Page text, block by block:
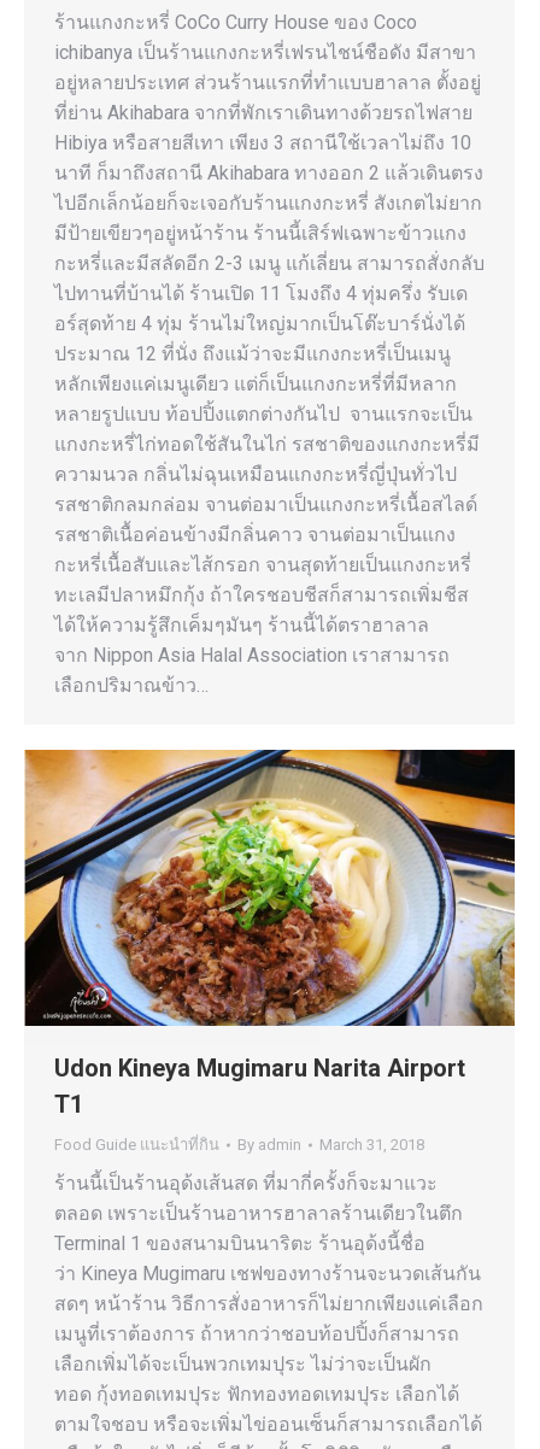
ร้านแกงกะหรี่ CoCo Curry House ของ Coco
ichibanya เป็นร้านแกงกะหรี่เฟรนไชน์ชือดัง มีสาขา
อยู่หลายประเทศ ส่วนร้านแรกที่ทำแบบฮาลาล ตั้งอยู่
ที่ย่าน Akihabara จากที่พักเราเดินทางด้วยรถไฟสาย
Hibiya หรือสายสีเทา เพียง 3 สถานีใช้เวลาไม่ถึง 10
นาที ก็มาถึงสถานี Akihabara ทางออก 2 แล้วเดินตรง
ไปอีกเล็กน้อยก็จะเจอกับร้านแกงกะหรี่ สังเกตไม่ยาก
มีป้ายเขียวๆอยู่หน้าร้าน ร้านนี้เสิร์ฟเฉพาะข้าวแกง
กะหรี่และมีสลัดอีก 2-3 เมนู แก้เลี่ยน สามารถสั่งกลับ
ไปทานที่บ้านได้ ร้านเปิด 11 โมงถึง 4 ทุ่มครึ่ง รับเด
อร์สุดท้าย 4 ทุ่ม ร้านไม่ใหญ่มากเป็นโต๊ะบาร์นั่งได้
ประมาณ 12 ที่นั่ง ถึงแม้ว่าจะมีแกงกะหรี่เป็นเมนู
หลักเพียงแค่เมนูเดียว แต่ก็เป็นแกงกะหรี่ที่มีหลาก
หลายรูปแบบ ท้อปปิ้งแตกต่างกันไป จานแรกจะเป็น
แกงกะหรี่ไก่ทอดใช้สันในไก่ รสชาติของแกงกะหรี่มี
ความนวล กลิ่นไม่ฉุนเหมือนแกงกะหรี่ญี่ปุ่นทั่วไป
รสชาติกลมกล่อม จานต่อมาเป็นแกงกะหรี่เนื้อสไลด์
รสชาติเนื้อค่อนข้างมีกลิ่นคาว จานต่อมาเป็นแกง
กะหรี่เนื้อสับและไส้กรอก จานสุดท้ายเป็นแกงกะหรี่
ทะเลมีปลาหมึกกุ้ง ถ้าใครชอบชีสก็สามารถเพิ่มชีส
ได้ให้ความรู้สึกเค็มๆมันๆ ร้านนี้ได้ตราฮาลาล
จาก Nippon Asia Halal Association เราสามารถ
เลือกปริมาณข้าว…
Udon Kineya Mugimaru Narita Airport
T1
Food Guide แนะนำที่กิน By admin March 31, 2018
ร้านนี้เป็นร้านอุด้งเส้นสด ที่มากี่ครั้งก็จะมาแวะ
ตลอด เพราะเป็นร้านอาหารฮาลาลร้านเดียวในตึก
Terminal 1 ของสนามบินนาริตะ ร้านอุด้งนี้ชื่อ
ว่า Kineya Mugimaru เชฟของทางร้านจะนวดเส้นกัน
สดๆ หน้าร้าน วิธีการสั่งอาหารก็ไม่ยากเพียงแค่เลือก
เมนูที่เราต้องการ ถ้าหากว่าชอบท้อปปิ้งก็สามารถ
เลือกเพิ่มได้จะเป็นพวกเทมปุระ ไม่ว่าจะเป็นผัก
ทอด กุ้งทอดเทมปุระ ฟักทองทอดเทมปุระ เลือกได้
ตามใจชอบ หรือจะเพิ่มไข่ออนเซ็นก็สามารถเลือกได้